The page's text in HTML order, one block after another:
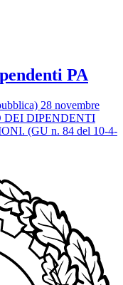
PA
28 novembre
DEI DIPENDENTI
(GU n. 84 del 10-4-